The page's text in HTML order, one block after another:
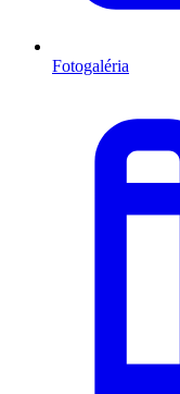
Fotogaléria